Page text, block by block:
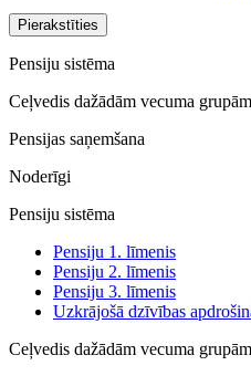
Pierakstīties
Pensiju sistēma
Ceļvedis dažādām vecuma grupām
Pensijas saņemšana
Noderīgi
Pensiju sistēma
Pensiju 1. līmenis
Pensiju 2. līmenis
Pensiju 3. līmenis
Uzkrājošā dzīvības
Ceļvedis dažādām vecuma grupām